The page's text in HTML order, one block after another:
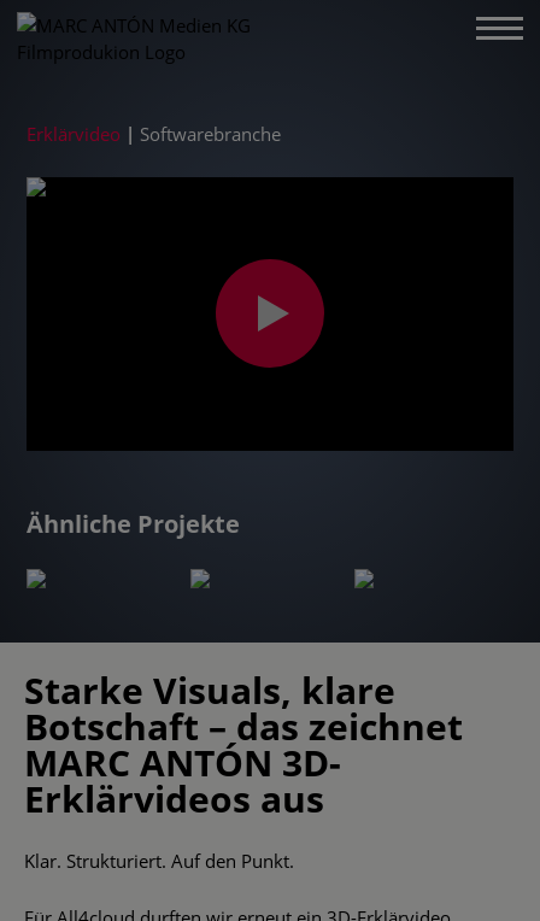
Erklärvideo | Softwarebranche
Ähnliche Projekte
Starke Visuals, klare
Botschaft – das zeichnet
MARC ANTÓN 3D-
Erklärvideos aus
Klar. Strukturiert. Auf den Punkt.